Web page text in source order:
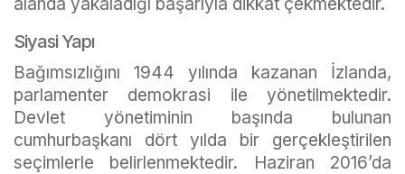
Siyasi Yapı
Bağımsızlığını 1944 yılında kazanan İzlanda,
parlamenter demokrasi ile yönetilmektedir.
Devlet yönetiminin başında bulunan
cumhurbaşkanı dört yılda bir gerçekleştirilen
seçimlerle belirlenmektedir. Haziran 2016’da